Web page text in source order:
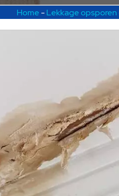
Home -Lekkage opsporen